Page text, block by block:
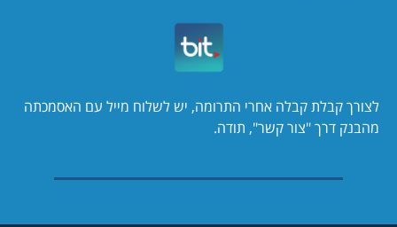
לצורך קבלת קבלה אחרי התרומה, יש לשלוח מייל עם האסמכתה
מהבנק דרך "צור קשר", תודה.